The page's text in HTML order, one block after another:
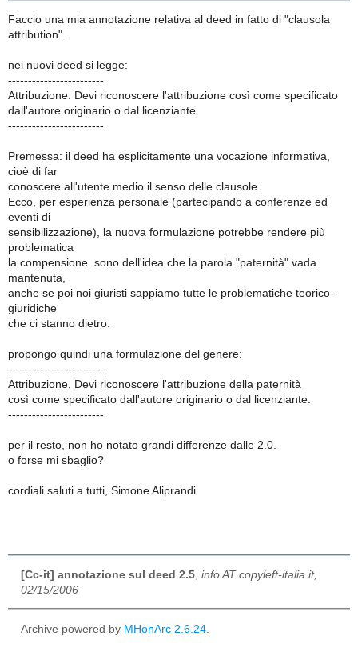
Faccio una mia annotazione relativa al deed in fatto di "clausola
attribution".
nei nuovi deed si legge:
------------------------
Attribuzione. Devi riconoscere l'attribuzione così come specificato
dall'autore originario o dal licenziante.
------------------------
Premessa: il deed ha esplicitamente una vocazione informativa,
cioè di far
conoscere all'utente medio il senso delle clausole.
Ecco, per esperienza personale (partecipando a conferenze ed
eventi di
sensibilizzazione), la nuova formulazione potrebbe rendere più
problematica
la compensione. sono dell'idea che la parola "paternità" vada
mantenuta,
anche se poi noi giuristi sappiamo tutte le problematiche teorico-
giuridiche
che ci stanno dietro.
propongo quindi una formulazione del genere:
------------------------
Attribuzione. Devi riconoscere l'attribuzione della paternità
così come specificato dall'autore originario o dal licenziante.
------------------------
per il resto, non ho notato grandi differenze dalle 2.0.
o forse mi sbaglio?
cordiali saluti a tutti, Simone Aliprandi
[Cc-it] annotazione sul deed 2.5 info AT copyleft-italia.it,
02/15/2006
Archive powered by MHonArc 2.6.24